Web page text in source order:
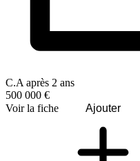
C.A après 2 ans
500 000 €
Voir la fiche
Ajouter